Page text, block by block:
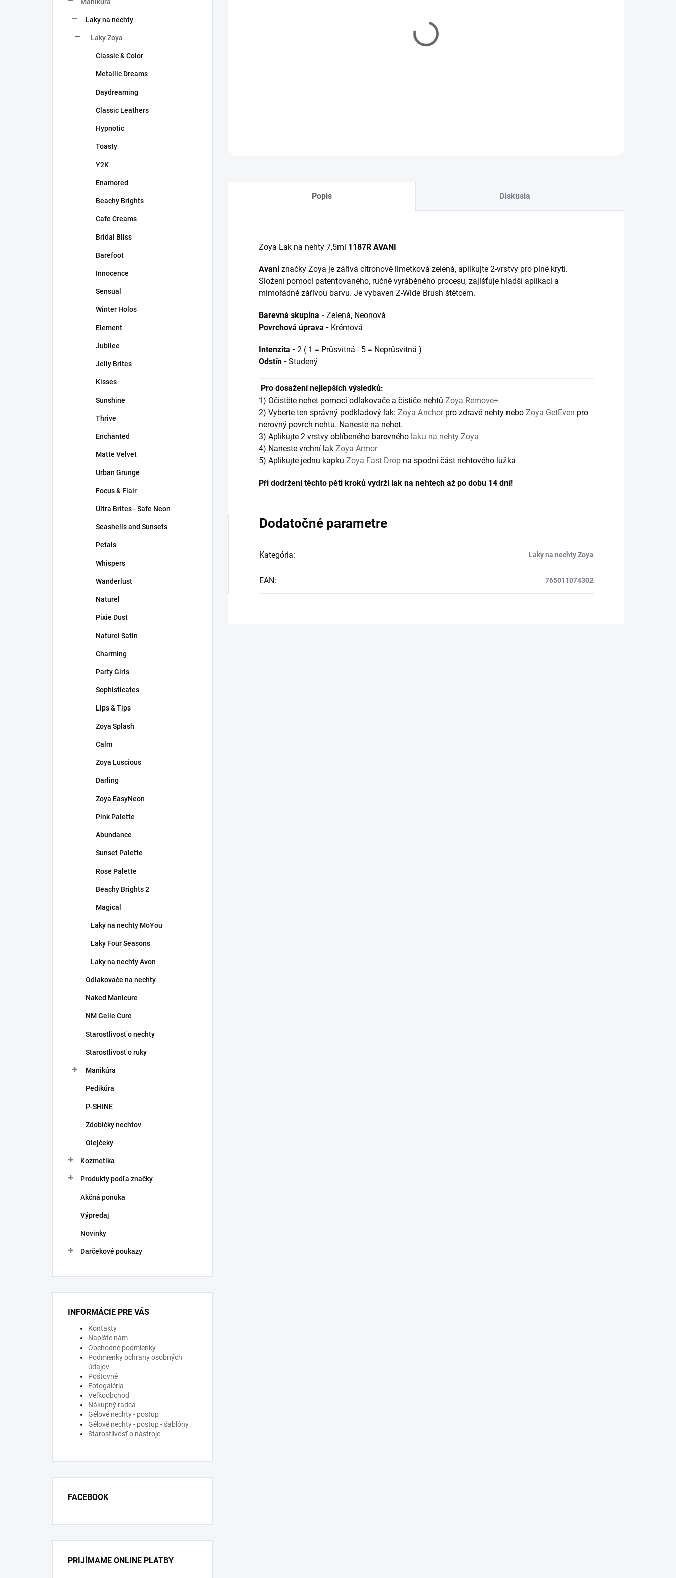
Laky na nechty
Laky Zoya
Classic & Color
Metallic Dreams
Daydreaming
Classic Leathers
Hypnotic
Toasty
Y2K
Enamored
Beachy Brights
Cafe Creams
Bridal Bliss
Barefoot
Innocence
Sensual
Winter Holos
Element
Jubilee
Jelly Brites
Kisses
Sunshine
Thrive
Enchanted
Matte Velvet
Urban Grunge
Focus & Flair
Ultra Brites - Safe Neon
Seashells and Sunsets
Petals
Whispers
Wanderlust
Naturel
Pixie Dust
Naturel Satin
Charming
Party Girls
Sophisticates
Lips & Tips
Zoya Splash
Calm
Zoya Luscious
Darling
Zoya EasyNeon
Pink Palette
Abundance
Sunset Palette
Rose Palette
Beachy Brights 2
Magical
Laky na nechty MoYou
Laky Four Seasons
Laky na nechty Avon
Odlakovače na nechty
Naked Manicure
NM Gelie Cure
Starostlivosť o nechty
Starostlivosť o ruky
Manikúra
Pedikúra
P-SHINE
Zdobičky nechtov
Olejčeky
Kozmetika
Produkty podľa značky
Akčná ponuka
Výpredaj
Novinky
Darčekové poukazy
INFORMÁCIE PRE VÁS
Kontakty
Napíšte nám
Obchodné podmienky
Podmienky ochrany osobných
údajov
Poštovné
Fotogaléria
Veľkoobchod
Nákupný radca
Gélové nechty - postup
Gélové nechty - postup - šablóny
Starostlivosť o nástroje
FACEBOOK
PRIJÍMAME ONLINE PLATBY
Popis Diskusia
Zoya Lak na nehty 7,5ml 1187R AVANI
Avani značky Zoya je zářivá citronově limetková zelená, aplikujte 2-vrstvy pro plné krytí.
Složení pomocí patentovaného, ručně vyráběného procesu, zajišťuje hladší aplikaci a
mimořádně zářivou barvu. Je vybaven Z-Wide Brush štětcem.
Barevná skupina - Zelená, Neonová
Povrchová úprava - Krémová
Intenzita - 2 ( 1 = Průsvitná - 5 = Neprůsvitná )
Odstín - Studený
Pro dosažení nejlepších výsledků:
1) Očistěte nehet pomocí odlakovače a čističe nehtů Zoya Remove+
2) Vyberte ten správný podkladový lak: Zoya Anchorpro zdravé nehty nebo Zoya GetEven pro
nerovný povrch nehtů. Naneste na nehet.
3) Aplikujte 2 vrstvy oblíbeného barevného laku na nehty Zoya
4) Naneste vrchní lak Zoya Armor
5) Aplikujte jednu kapku Zoya Fast Drop na spodní část nehtového lůžka
Při dodržení těchto pěti kroků vydrží lak na nehtech až po dobu 14 dní!
Dodatočné parametre
Kategória: Laky na nechty Zoya
EAN: 765011074302